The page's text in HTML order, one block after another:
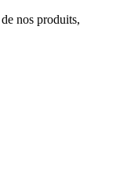
nos produits,